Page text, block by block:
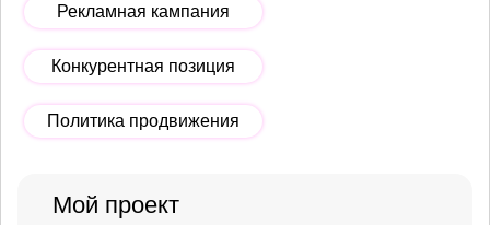
Рекламная кампания
Конкурентная позиция
Политика продвижения